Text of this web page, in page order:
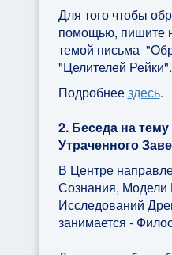
Для того чтобы
помощью, пишите
темой письма
"Целителей Рейки".
Подробнеездесь.
2. Беседа на
Утраченного
В Центре
Сознания, Модели
Исследований
занимается -